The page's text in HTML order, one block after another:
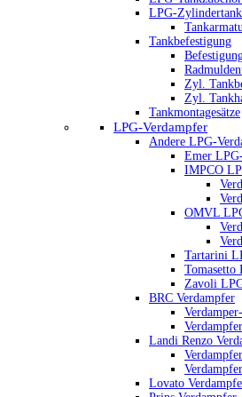
LPG-
Tankbefestigung
Zyl.
Zyl.
Tankmontagesätze
LPG-Verdampfer
Andere LPG-
Emer
IMPCO
OMVL
Tartarini
Tomasetto
Zavoli
BRC Verdampfer
Landi Renzo
Lovato